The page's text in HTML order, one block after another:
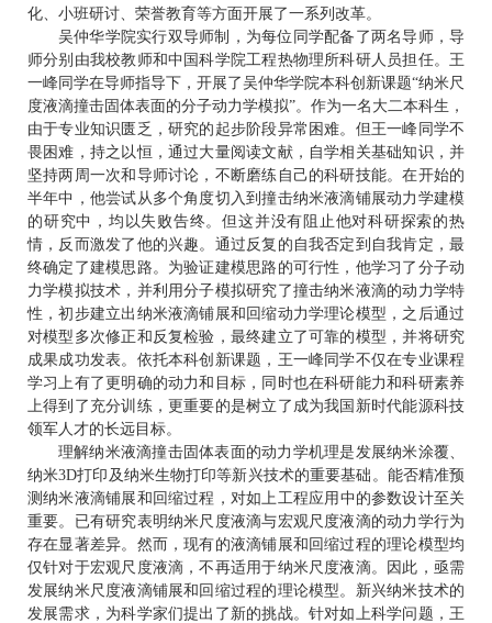
化、小班研讨、荣誉教育等方面开展了一系列改革。
吴仲华学院实行双导师制，为每位同学配备了两名导师，导
师分别由我校教师和中国科学院工程热物理所科研人员担任。 王
一峰同学在导师指导下，开展了吴仲华学院本科创新课题“纳米尺
度液滴撞击固体表面的分子动力学模拟”。 作为一名大二本科生，
由于专业知识匮乏，研究的起步阶段异常 困难。 但王一峰同学不
畏困难，持之以恒，通过大量阅读文献， 自学相关基础知识，并
坚持两周一次和导师讨论，不断磨练自己的科研技能。在开始的
半年中 ，他尝试从多个角度切入到撞击纳米液滴铺展动力学建模
的研究中，均以失败告终。但这并没有 阻止他对科研探索的热
情，反而激发了他的兴趣。通过反复的自我否定到自我肯定，最
终确定了建模思路。为验证建模思路的可行性，他学习了 分子动
力学模拟技术，并利用分子模拟研究了撞击纳米液滴的动力学特
性，初步建立出纳米液滴铺展和回缩动力学理论模型，之后通过
对模型 多次修正和反复检验，最终建立了可靠的模型，并将研究
成果成功发表。 依托本科创新课题， 王一峰同学不仅在专业课程
学习上有了更明确的动力和目标， 同时也在科研能力和科研素养
上得到了 充分训练， 更重要的是树立了成为我国新时代能源科技
领军人才的长远目标。
理解纳米液滴撞击固体表面的动力学机理是发展纳米涂覆、
纳米3D打印 及纳米生物打印等新兴技术的重要基础 。能否精准预
测纳米液滴铺展和回缩过程 ， 对如上工程应用 中的参数设计至关
重要。 已有研究表明纳米尺度液滴与宏观尺度液滴的动力学行为
存在显著差异。然而，现有的液滴铺展和回缩过程的理论模型均
仅针对于宏观尺度液滴，不再适用于纳米尺度液滴。 因此， 亟需
发展纳米尺度液滴铺展和回缩过程的理论模型。 新兴纳米技术的
发展需求， 为科学家们提出了 新的挑战。针对如上科学问题，王